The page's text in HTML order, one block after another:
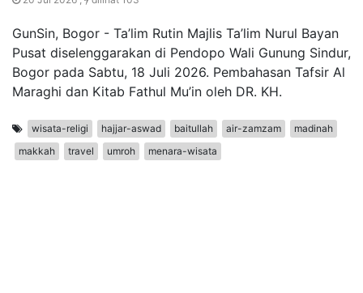
GunSin, Bogor - Ta’lim Rutin Majlis Ta’lim Nurul Bayan
Pusat diselenggarakan di Pendopo Wali Gunung Sindur,
Bogor pada Sabtu, 18 Juli 2026. Pembahasan Tafsir Al
Maraghi dan Kitab Fathul Mu’in oleh DR. KH.
wisata-religi hajjar-aswad baitullah air-zamzam
madinah
makkah
travel umroh menara-wisata